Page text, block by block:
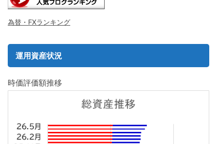
為替・FXランキング
運用資産状況
時価評価額推移